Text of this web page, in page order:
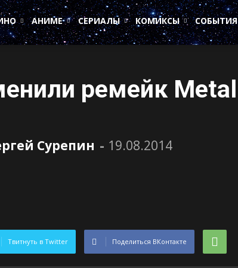
АНИМЕ СЕРИАЛЫ КОМИКСЫ СОБЫТИЯ
ремейк Metal
Сурепин - 19.08.2014
Твитнуть в Twitter Поделиться ВКонтакте